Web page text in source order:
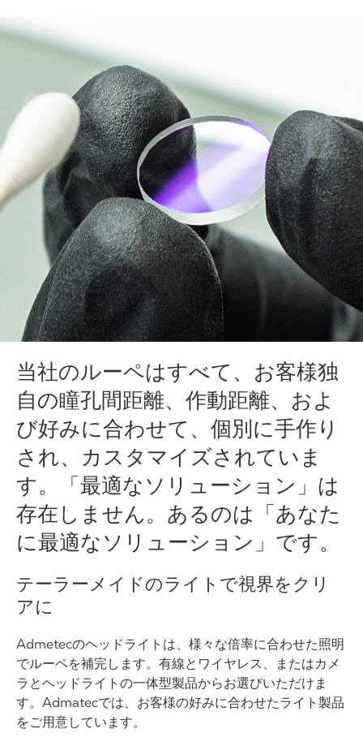
当社のルーペはすべて、お客様独
自の瞳孔間距離、作動距離、およ
び好みに合わせて、個別に手作り
され、カスタマイズされていま
す。「最適なソリューション」は
存在しません。あるのは「あなた
に最適なソリューション」です。
テーラーメイドのライトで視界をクリ
アに
Admetecのヘッドライトは、様々な倍率に合わせた照明
でルーペを補完します。有線とワイヤレス、またはカメ
ラとヘッドライトの一体型製品からお選びいただけま
す。Admatecでは、お客様の好みに合わせたライト製品
をご用意しています。